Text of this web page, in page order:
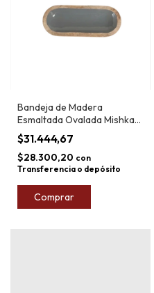
Bandeja de Madera
Esmaltada Ovalada Mishka
Saha 30cm
$31.444,67
$28.300,20 con
Transferencia o depósito
Comprar